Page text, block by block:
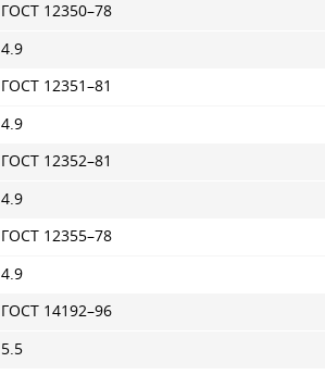
ГОСТ 12350–78
4.9
ГОСТ 12351–81
4.9
ГОСТ 12352–81
4.9
ГОСТ 12355–78
4.9
ГОСТ 14192–96
5.5